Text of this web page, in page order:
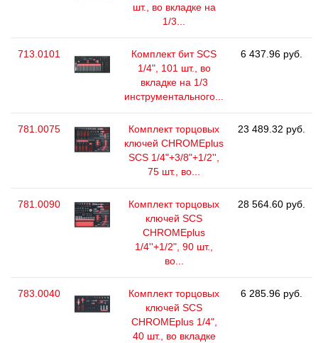
шт., во вкладке на
1/3...
713.0101
Комплект бит SCS
1/4", 101 шт., во
вкладке на 1/3
инструментального...
6 437.96 руб.
781.0075
Комплект торцовых
ключей CHROMEplus
SCS 1/4"+3/8"+1/2'',
75 шт., во...
23 489.32 руб.
781.0090
Комплект торцовых
ключей SCS
CHROMEplus
1/4''+1/2", 90 шт.,
во...
28 564.60 руб.
783.0040
Комплект торцовых
ключей SCS
CHROMEplus 1/4",
40 шт., во вкладке
6 285.96 руб.